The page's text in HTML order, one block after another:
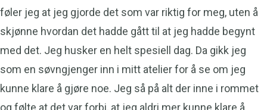
føler jeg at jeg gjorde det som var riktig for meg, uten å
skjønne hvordan det hadde gått til at jeg hadde begynt
med det. Jeg husker en helt spesiell dag. Da gikk jeg
som en søvngjenger inn i mitt atelier for å se om jeg
kunne klare å gjøre noe. Jeg så på alt der inne i rommet
og følte at det var forbi, at jeg aldri mer kunne klare å